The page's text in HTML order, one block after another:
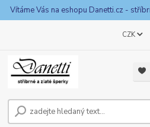
Vítáme Vás na eshopu Danetti.cz -
CZK